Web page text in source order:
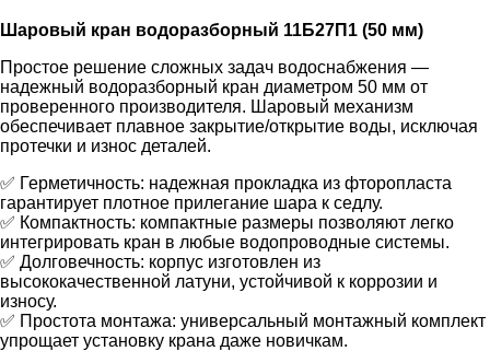
Шаровый кран водоразборный 11Б27П1 (50 мм)
Простое решение сложных задач водоснабжения —
надежный водоразборный кран диаметром 50 мм от
проверенного производителя. Шаровый механизм
обеспечивает плавное закрытие/открытие воды, исключая
протечки и износ деталей.
✅ Герметичность: надежная прокладка из фторопласта
гарантирует плотное прилегание шара к седлу.
✅ Компактность: компактные размеры позволяют легко
интегрировать кран в любые водопроводные системы.
✅ Долговечность: корпус изготовлен из
высококачественной латуни, устойчивой к коррозии и
износу.
✅ Простота монтажа: универсальный монтажный комплект
упрощает установку крана даже новичкам.